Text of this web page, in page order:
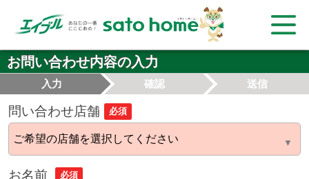
お問い合わせ内容の入力
入力 確認 送信
問い合わせ店舗 必須
お名前 必須